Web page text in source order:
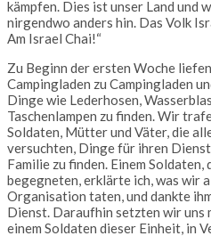
kämpfen. Dies ist unser Land und
nirgendwo anders hin. Das Volk
Am Israel Chai!“
Zu Beginn der ersten Woche
Campingladen zu Campingladen
Dinge wie Lederhosen,
Taschenlampen zu finden. Wir
Soldaten, Mütter und Väter, die
versuchten, Dinge für ihren
Familie zu finden. Einem Soldaten,
begegneten, erklärte ich, was wir
Organisation taten, und dankte
Dienst. Daraufhin setzten wir uns
einem Soldaten dieser Einheit, in